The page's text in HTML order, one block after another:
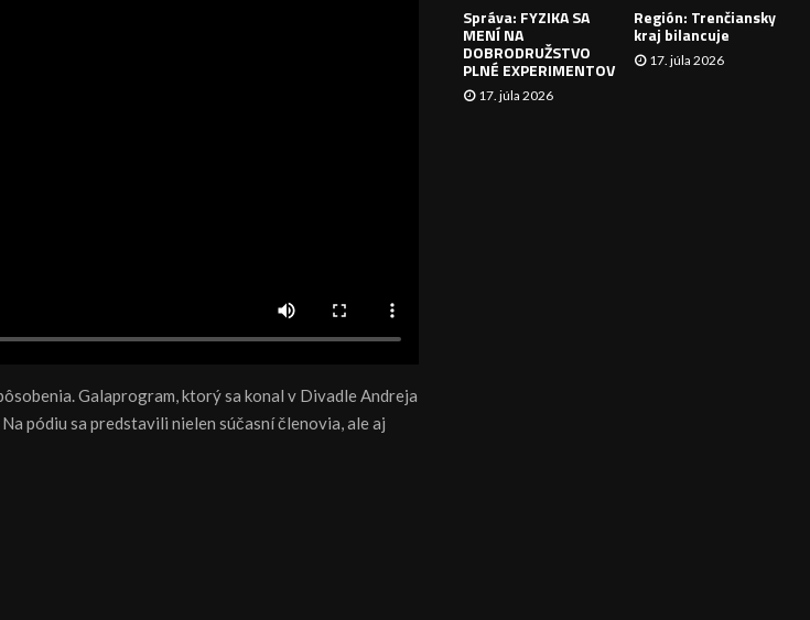
Galaprogram, ktorý sa konal v Divadle Andreja
pódiu sa predstavili nielen súčasní členovia, ale aj
I
Správa: FYZIKA SA
MENÍ NA
DOBRODRUŽSTVO
PLNÉ EXPERIMENTOV
17. júla 2026
Región: Trenčiansky
kraj bilancuje
17. júla 2026